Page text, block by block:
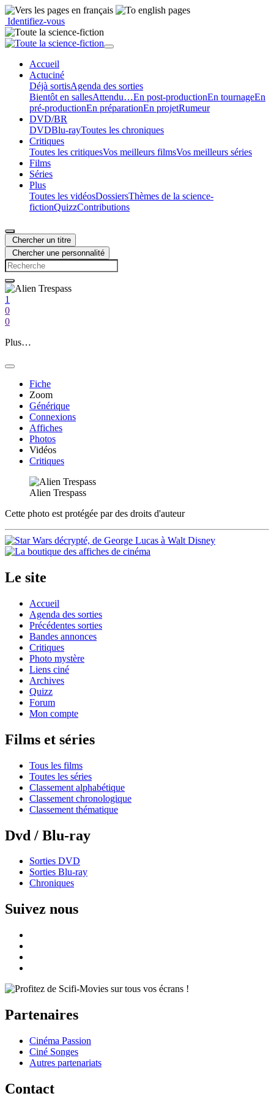
Identifiez-vous
Accueil
Actuciné
Déjà sortisAgenda des sorties
Bientôt en sallesAttendu…En post-productionEn tournageEn
pré-productionEn préparationEn projetRumeur
DVD/BR
DVDBlu-rayToutes les chroniques
Critiques
Toutes les critiquesVos meilleurs filmsVos meilleurs séries
Films
Séries
Plus
Toutes les vidéosDossiersThèmes de la science-
fictionQuizzContributions
Chercher un titre
Chercher une personnalité
1
0
0
Plus…
Fiche
Zoom
Générique
Connexions
Affiches
Photos
Vidéos
Critiques
Alien Trespass
Cette photo est protégée par des droits d'auteur
Le site
Accueil
Agenda des sorties
Précédentes sorties
Bandes annonces
Critiques
Photo mystère
Liens ciné
Archives
Quizz
Forum
Mon compte
Films et séries
Tous les films
Toutes les séries
Classement alphabétique
Classement chronologique
Classement thématique
Dvd / Blu-ray
Sorties DVD
Sorties Blu-ray
Chroniques
Suivez nous
Partenaires
Cinéma Passion
Ciné Songes
Autres partenariats
Contact